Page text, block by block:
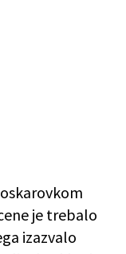
je trebalo
izazvalo